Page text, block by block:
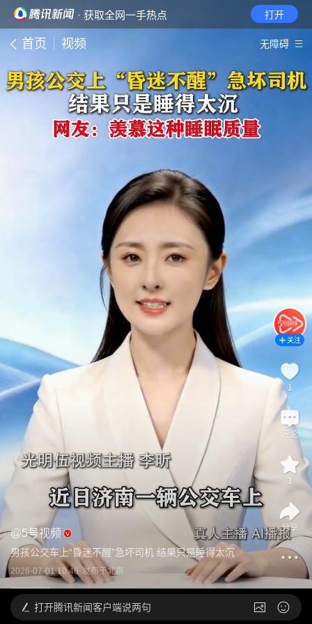
· 获取全网一手热点 打开
首页 视频 无障碍
@5号视频
男孩公交车上“昏迷不醒”急坏司机 结果只是睡得太沉
2026-07-01 10:46 发布于北京
关注
1
评论
1
分享
打开腾讯新闻客户端说两句